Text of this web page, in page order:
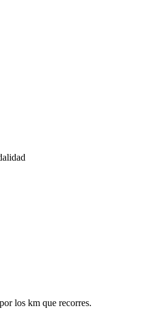
los km que recorres.